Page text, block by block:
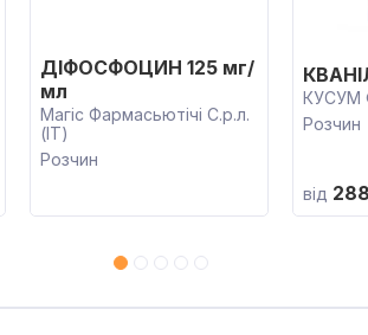
ДІФОСФОЦИН 125 мг/
мл
Магіс Фармасьютічі С.р.л.
(IT)
Розчин
КУСУМ
Розчин
від